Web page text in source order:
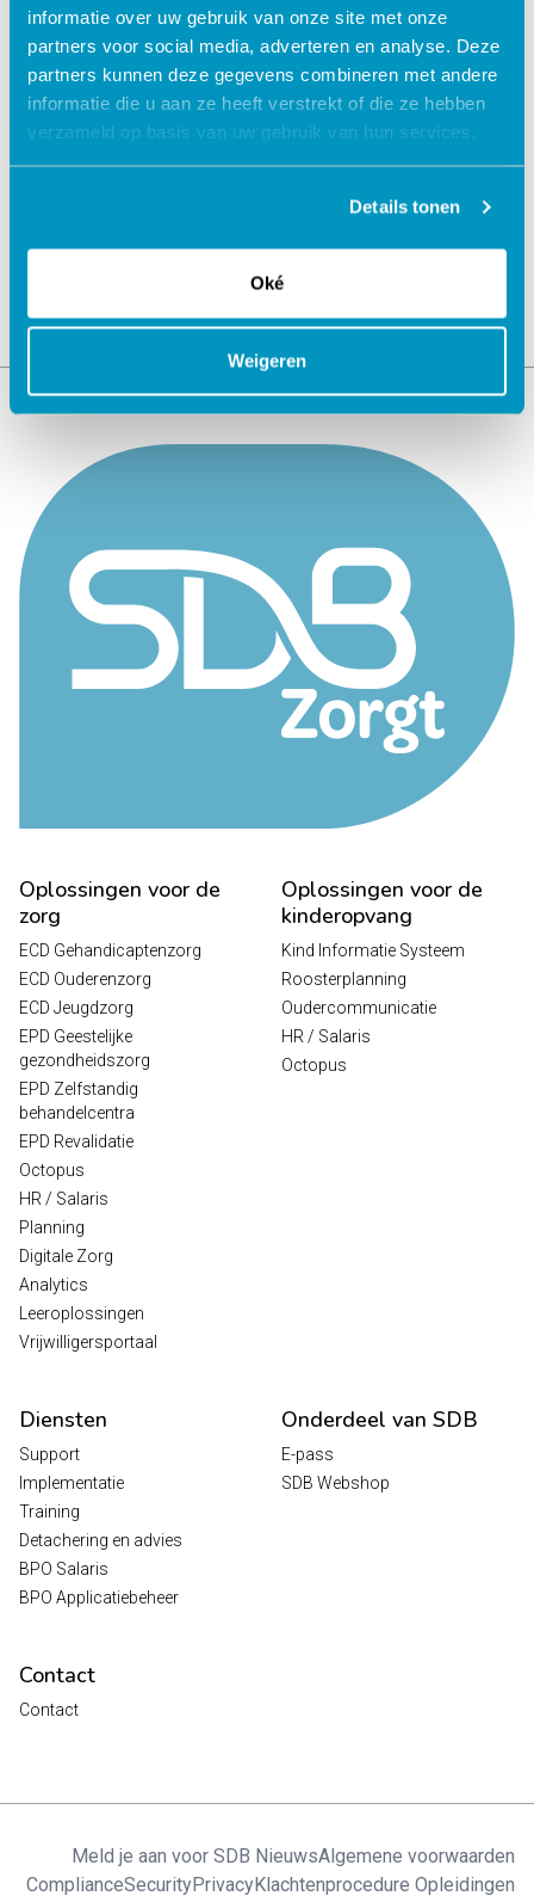
informatie over uw gebruik van onze site met onze
partners voor social media, adverteren en analyse. Deze
partners kunnen deze gegevens combineren met andere
informatie die u aan ze heeft verstrekt of die ze hebben
verzameld op basis van uw gebruik van hun services.
Details tonen
Oké
Weigeren
Jouw data veilig in de cloud
Oplossingen voor de
zorg
ECD Gehandicaptenzorg
ECD Ouderenzorg
ECD Jeugdzorg
EPD Geestelijke
gezondheidszorg
EPD Zelfstandig
behandelcentra
EPD Revalidatie
Octopus
HR / Salaris
Planning
Digitale Zorg
Analytics
Leeroplossingen
Vrijwilligersportaal
Oplossingen voor de
kinderopvang
Kind Informatie Systeem
Roosterplanning
Oudercommunicatie
HR / Salaris
Octopus
Diensten
Support
Implementatie
Training
Detachering en advies
BPO Salaris
BPO Applicatiebeheer
Onderdeel van SDB
E-pass
SDB Webshop
Contact
Contact
Meld je aan voor SDB NieuwsAlgemene voorwaarden
ComplianceSecurityPrivacyKlachtenprocedure Opleidingen